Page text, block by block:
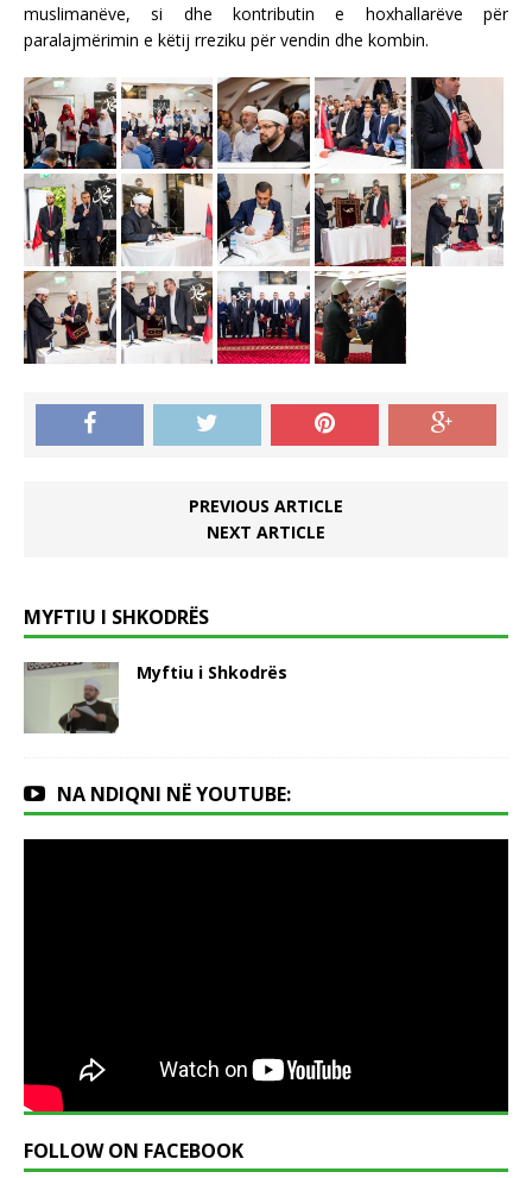
muslimanëve, si dhe kontributin e hoxhallarëve për
paralajmërimin e këtij rreziku për vendin dhe kombin.
PREVIOUS ARTICLE
NEXT ARTICLE
MYFTIU I SHKODRËS
Myftiu i Shkodrës
NA NDIQNI NË YOUTUBE:
FOLLOW ON FACEBOOK